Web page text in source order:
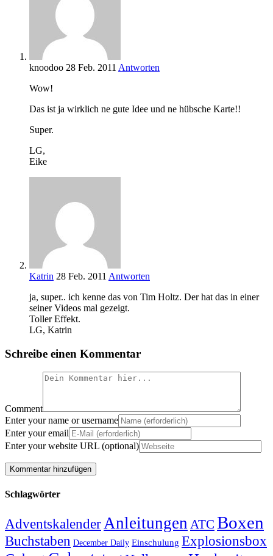
knoodoo 28 Feb. 2011 Antworten
Wow!
Das ist ja wirklich ne gute Idee und ne hübsche Karte!!
Super.
LG,
Eike
Katrin 28 Feb. 2011 Antworten
ja, super.. ich kenne das von Tim Holtz. Der hat das in einer
seiner Videos mal gezeigt.
Toller Effekt.
LG, Katrin
Schreibe einen Kommentar
Comment
Enter your name or username
Enter your email
Enter your website URL (optional)
Schlagwörter
Adventskalender Anleitungen ATC Boxen
Buchstaben December Daily Einschulung Explosionsbox